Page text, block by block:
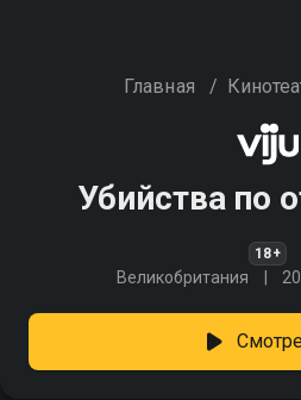
Главная /
Убийства по
18+
Великобритания